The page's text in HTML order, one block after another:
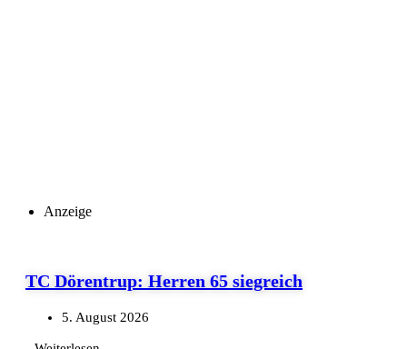
Anzeige
TC Dörentrup: Herren 65 siegreich
5. August 2026